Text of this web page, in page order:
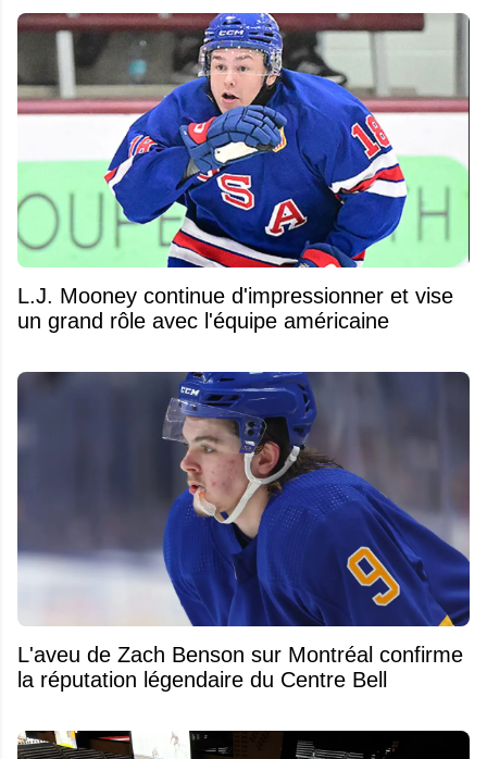
L.J. Mooney continue d'impressionner et vise
un grand rôle avec l'équipe américaine
L'aveu de Zach Benson sur Montréal confirme
la réputation légendaire du Centre Bell